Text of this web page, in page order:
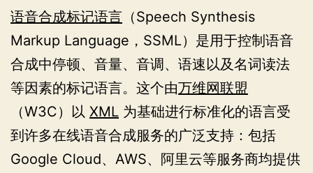
语音合成标记语言 （Speech Synthesis
Markup Language，SSML）是用于控制语音
合成中停顿、音量、音调、语速以及名词读法
等因素的标记语言。这个由万维网联盟
（W3C）以 XML 为基础进行标准化的语言受
到许多在线语音合成服务的广泛支持：包括
Google Cloud、AWS、阿里云等服务商均提供